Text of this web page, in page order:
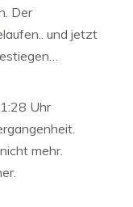
Der
und jetzt
Uhr
mehr.